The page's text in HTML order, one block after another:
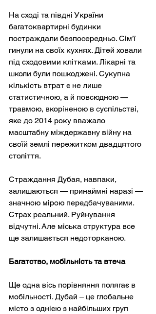
На сході та півдні України
багатоквартирні будинки
постраждали безпосередньо. Сім'ї
гинули на своїх кухнях. Дітей ховали
під сходовими клітками. Лікарні та
школи були пошкоджені. Сукупна
кількість втрат є не лише
статистичною, а й повсюдною —
травмою, вкоріненою в суспільстві,
яке до 2014 року вважало
масштабну міждержавну війну на
своїй землі пережитком двадцятого
століття.
Страждання Дубая, навпаки,
залишаються — принаймні наразі —
значною мірою передбачуваними.
Страх реальний. Руйнування
відчутні. Але міська структура все
ще залишається недоторканою.
Багатство, мобільність та втеча
Ще одна вісь порівняння полягає в
мобільності. Дубай – це глобальне
місто з однією з найбільших груп